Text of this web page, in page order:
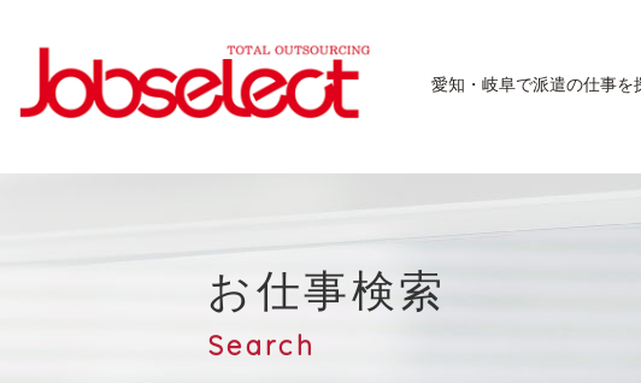
愛知・岐阜で派遣の仕事を
お仕事検索
Search